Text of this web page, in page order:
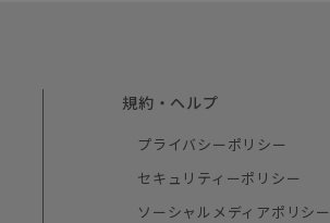
規約・ヘルプ
プライバシーポリシー
セキュリティーポリシー
ソーシャルメディアポリシー